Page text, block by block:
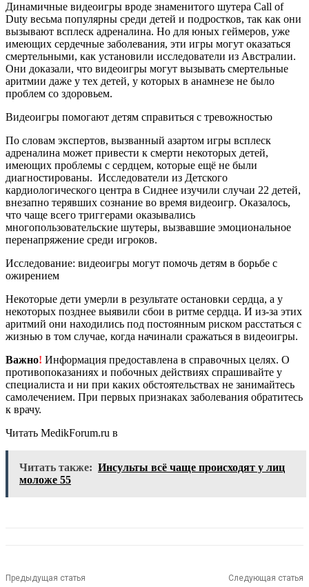
Динамичные видеоигры вроде знаменитого шутера Call of
Duty весьма популярны среди детей и подростков, так как они
вызывают всплеск адреналина. Но для юных геймеров, уже
имеющих сердечные заболевания, эти игры могут оказаться
смертельными, как установили исследователи из Австралии.
Они доказали, что видеоигры могут вызывать смертельные
аритмии даже у тех детей, у которых в анамнезе не было
проблем со здоровьем.
Видеоигры помогают детям справиться с тревожностью
По словам экспертов, вызванный азартом игры всплеск
адреналина может привести к смерти некоторых детей,
имеющих проблемы с сердцем, которые ещё не были
диагностированы. Исследователи из Детского
кардиологического центра в Сиднее изучили случаи 22 детей,
внезапно терявших сознание во время видеоигр. Оказалось,
что чаще всего триггерами оказывались
многопользовательские шутеры, вызвавшие эмоциональное
перенапряжение среди игроков.
Исследование: видеоигры могут помочь детям в борьбе с
ожирением
Некоторые дети умерли в результате остановки сердца, а у
некоторых позднее выявили сбои в ритме сердца. И из-за этих
аритмий они находились под постоянным риском расстаться с
жизнью в том случае, когда начинали сражаться в видеоигры.
Важно! Информация предоставлена в справочных целях. О
противопоказаниях и побочных действиях спрашивайте у
специалиста и ни при каких обстоятельствах не занимайтесь
самолечением. При первых признаках заболевания обратитесь
к врачу.
Читать MedikForum.ru в
Читать также: Инсульты всё чаще происходят у лиц
моложе 55
Предыдущая статья Следующая статья